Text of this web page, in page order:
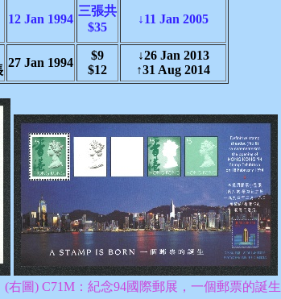
12 Jan 1994
三張共
$35
↓11 Jan 2005
27 Jan 1994
$9
$12
↓26 Jan 2013
↑31 Aug 2014
右圖) C71M：紀念94國際郵展，一個郵票的誕生